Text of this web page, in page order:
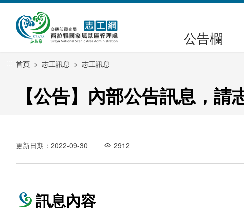
跳
內
公告欄
首頁 志工訊息 志工訊息
【公告】內部公告訊息，
更新日期：2022-09-30 2912
訊息內容